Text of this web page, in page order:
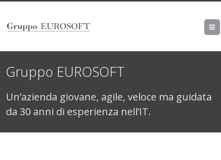
Gruppo EUROSOFT
Un’azienda giovane, agile, veloce ma guidata
da 30 anni di esperienza nell’IT.